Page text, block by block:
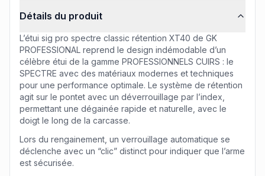
Détails du produit
L’étui sig pro spectre classic rétention XT40 de GK
PROFESSIONAL reprend le design indémodable d’un
célèbre étui de la gamme PROFESSIONNELS CUIRS : le
SPECTRE avec des matériaux modernes et techniques
pour une performance optimale. Le système de rétention
agit sur le pontet avec un déverrouillage par l’index,
permettant une dégainée rapide et naturelle, avec le
doigt le long de la carcasse.
Lors du rengainement, un verrouillage automatique se
déclenche avec un “clic” distinct pour indiquer que l’arme
est sécurisée.